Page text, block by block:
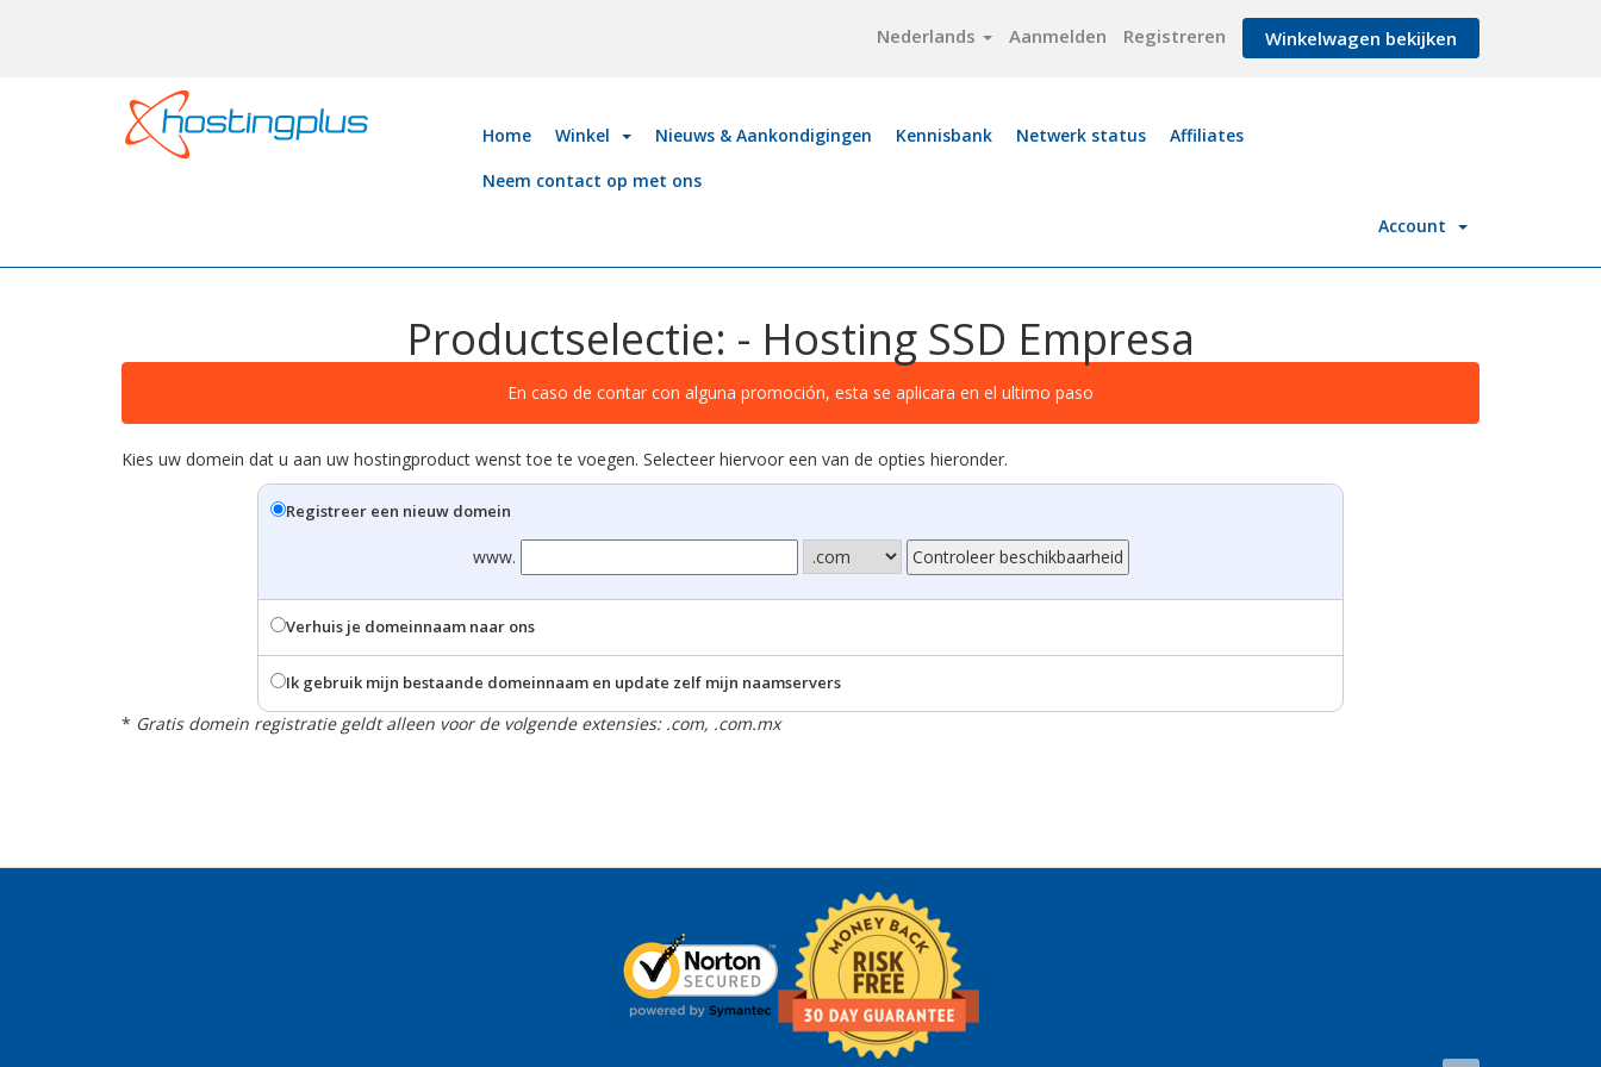
Nederlands Aanmelden Registreren Winkelwagen bekijken
Home Winkel Nieuws & Aankondigingen Kennisbank Netwerk status
Affiliates
Neem contact op met ons
Account
Productselectie: - Hosting SSD Empresa
En caso de contar con alguna promoción, esta se aplicara en el ultimo paso
Kies uw domein dat u aan uw hostingproduct wenst toe te voegen. Selecteer hiervoor een van de opties hieronder.
Registreer een nieuw domein
www.
Verhuis je domeinnaam naar ons
Ik gebruik mijn bestaande domeinnaam en update zelf mijn naamservers
* Gratis domein registratie geldt alleen voor de volgende extensies: .com, .com.mx